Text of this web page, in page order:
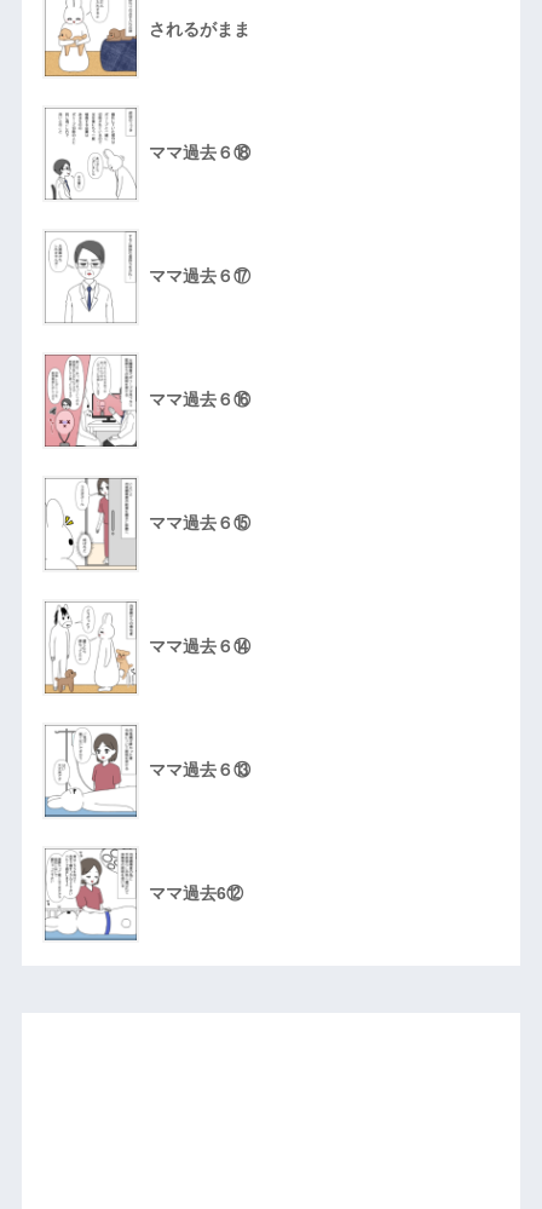
されるがまま
ママ過去６⑱
ママ過去６⑰
ママ過去６⑯
ママ過去６⑮
ママ過去６⑭
ママ過去６⑬
ママ過去6⑫